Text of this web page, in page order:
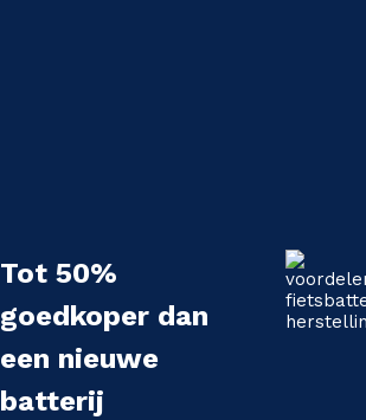
Tot 50%
goedkoper dan
een nieuwe
batterij